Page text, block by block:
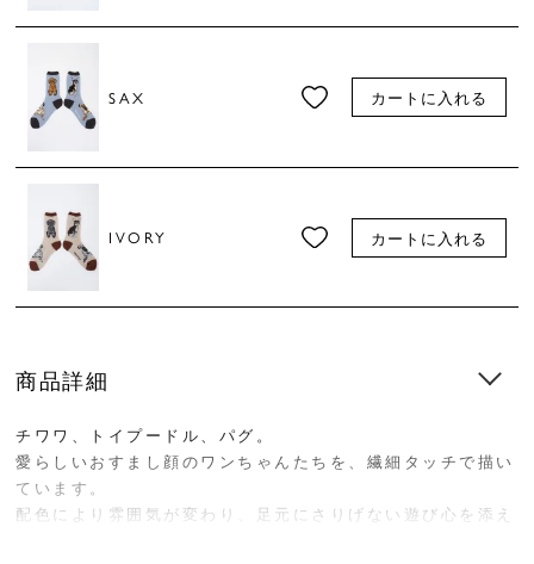
SAX カートに入れる
IVORY カートに入れる
商品詳細
チワワ、トイプードル、パグ。
愛らしいおすまし顔のワンちゃんたちを、繊細タッチで描い
ています。
配色により雰囲気が変わり、足元にさりげない遊び心を添え